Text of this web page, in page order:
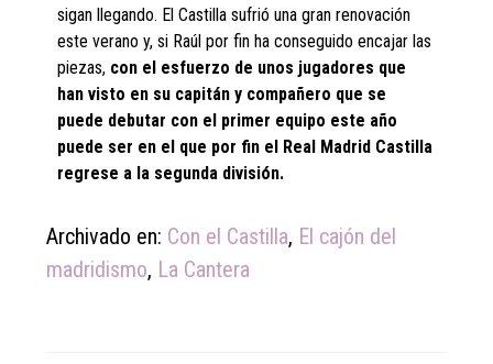
sigan llegando. El Castilla sufrió una gran renovación
este verano y, si Raúl por fin ha conseguido encajar las
piezas, con el esfuerzo de unos jugadores que
han visto en su capitán y compañero que se
puede debutar con el primer equipo este año
puede ser en el que por fin el Real Madrid Castilla
regrese a la segunda división.
Archivado en: Con el Castilla, El cajón del
madridismo, La Cantera